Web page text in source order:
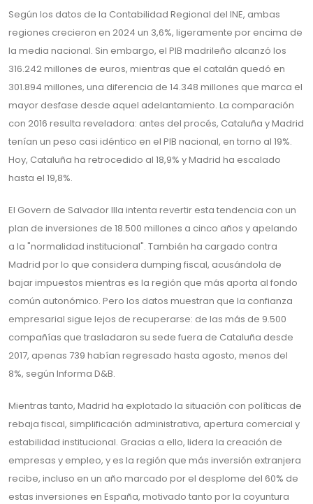
Según los datos de la Contabilidad Regional del INE, ambas
regiones crecieron en 2024 un 3,6%, ligeramente por encima de
la media nacional. Sin embargo, el PIB madrileño alcanzó los
316.242 millones de euros, mientras que el catalán quedó en
301.894 millones, una diferencia de 14.348 millones que marca el
mayor desfase desde aquel adelantamiento. La comparación
con 2016 resulta reveladora: antes del procés, Cataluña y Madrid
tenían un peso casi idéntico en el PIB nacional, en torno al 19%.
Hoy, Cataluña ha retrocedido al 18,9% y Madrid ha escalado
hasta el 19,8%.
El Govern de Salvador Illa intenta revertir esta tendencia con un
plan de inversiones de 18.500 millones a cinco años y apelando
a la "normalidad institucional". También ha cargado contra
Madrid por lo que considera dumping fiscal, acusándola de
bajar impuestos mientras es la región que más aporta al fondo
común autonómico. Pero los datos muestran que la confianza
empresarial sigue lejos de recuperarse: de las más de 9.500
compañías que trasladaron su sede fuera de Cataluña desde
2017, apenas 739 habían regresado hasta agosto, menos del
8%, según Informa D&B.
Mientras tanto, Madrid ha explotado la situación con políticas de
rebaja fiscal, simplificación administrativa, apertura comercial y
estabilidad institucional. Gracias a ello, lidera la creación de
empresas y empleo, y es la región que más inversión extranjera
recibe, incluso en un año marcado por el desplome del 60% de
estas inversiones en España, motivado tanto por la coyuntura